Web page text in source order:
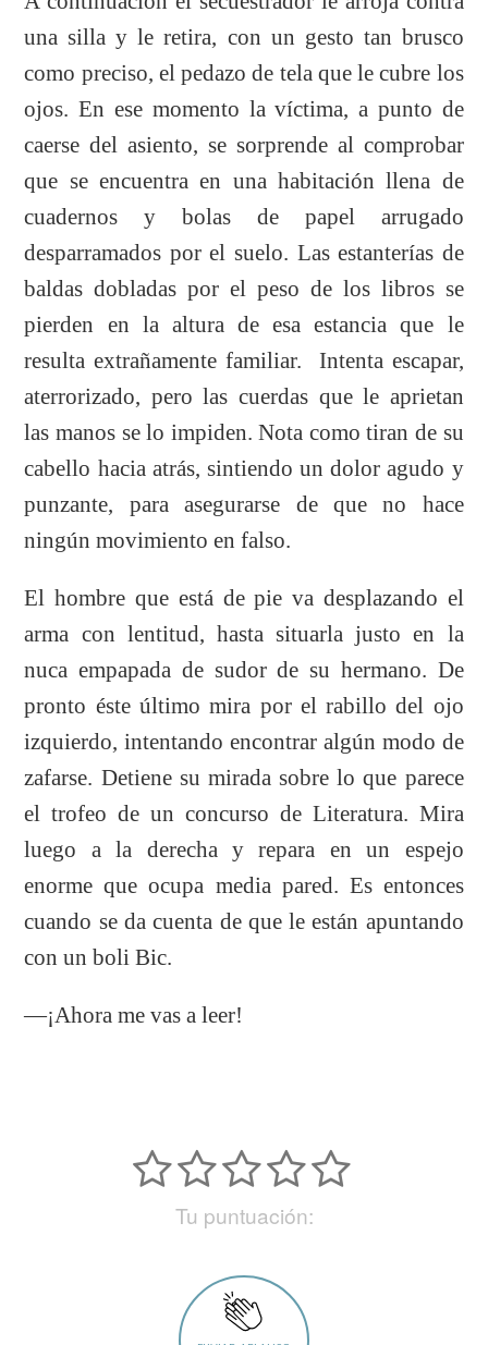
una silla y le retira, con un gesto tan brusco
como preciso, el pedazo de tela que le cubre los
ojos. En ese momento la víctima, a punto de
caerse del asiento, se sorprende al comprobar
que se encuentra en una habitación llena de
cuadernos y bolas de papel arrugado
desparramados por el suelo. Las estanterías de
baldas dobladas por el peso de los libros se
pierden en la altura de esa estancia que le
resulta extrañamente familiar. Intenta escapar,
aterrorizado, pero las cuerdas que le aprietan
las manos se lo impiden. Nota como tiran de su
cabello hacia atrás, sintiendo un dolor agudo y
punzante, para asegurarse de que no hace
ningún movimiento en falso.
El hombre que está de pie va desplazando el
arma con lentitud, hasta situarla justo en la
nuca empapada de sudor de su hermano. De
pronto éste último mira por el rabillo del ojo
izquierdo, intentando encontrar algún modo de
zafarse. Detiene su mirada sobre lo que parece
el trofeo de un concurso de Literatura. Mira
luego a la derecha y repara en un espejo
enorme que ocupa media pared. Es entonces
cuando se da cuenta de que le están apuntando
con un boli Bic.
—¡Ahora me vas a leer!
Tu puntuación: